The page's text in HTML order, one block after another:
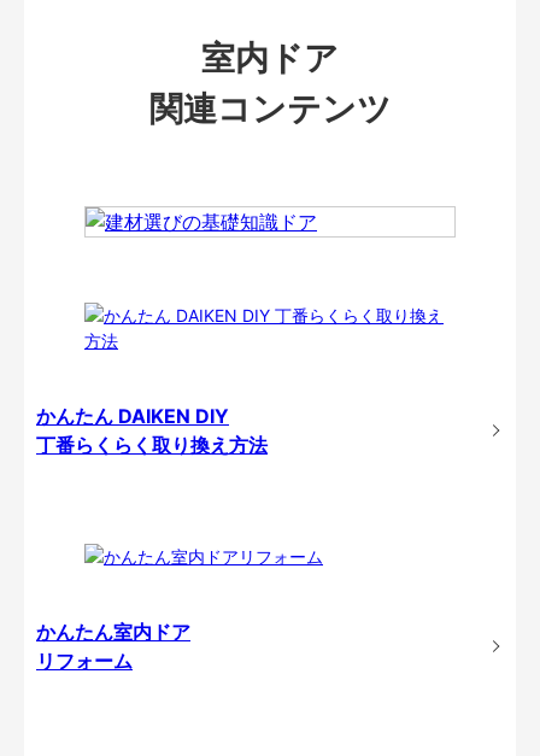
室内ドア
関連コンテンツ
かんたん DAIKEN DIY
丁番らくらく取り換え方法
かんたん室内ドア
リフォーム